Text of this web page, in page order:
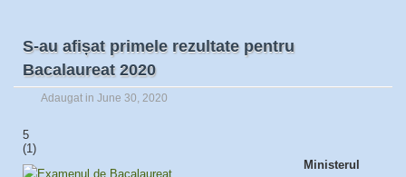
S-au afișat primele rezultate pentru
Bacalaureat 2020
Adaugat in June 30, 2020
5
(1)
Ministerul